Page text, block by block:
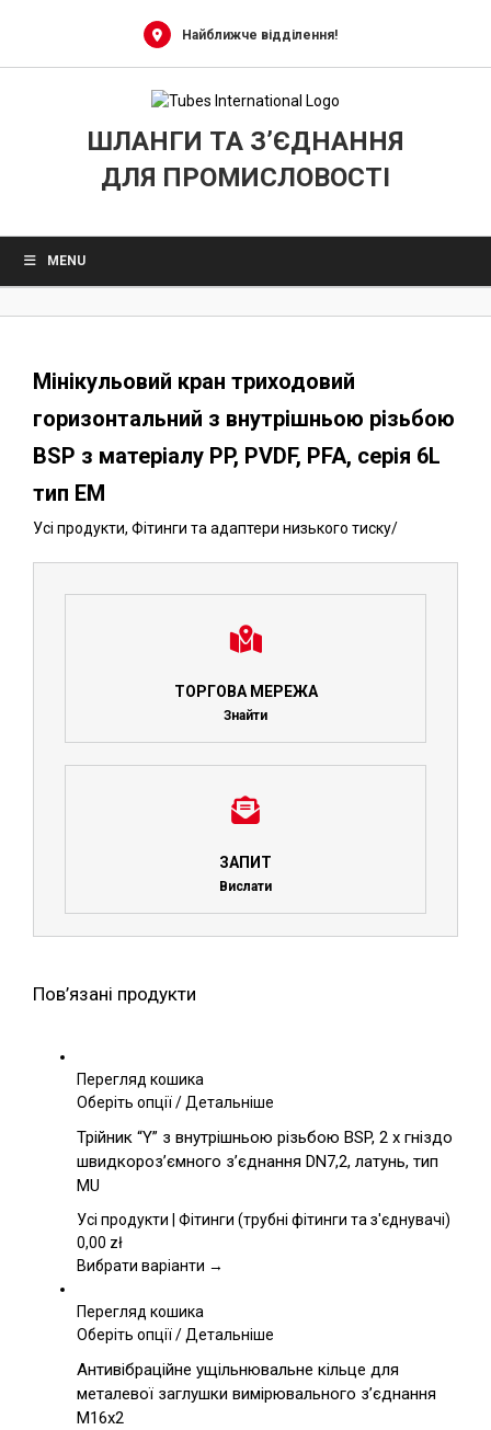
Найближче відділення!
ШЛАНГИ ТА З’ЄДНАННЯ
ДЛЯ ПРОМИСЛОВОСТІ
MENU
Мінікульовий кран триходовий
горизонтальний з внутрішньою різьбою
BSP з матеріалу PP, PVDF, PFA, серія 6L
тип EM
Усі продукти, Фітинги та адаптери низького тиску/
ТОРГОВА МЕРЕЖА
Знайти
ЗАПИТ
Вислати
Пов’язані продукти
Перегляд кошика
Оберіть опціїЦей
має
кілька
Параметри
вибрати
сторінці
товару
/Детальніше
Трійник “Y” з внутрішньою різьбою BSP, 2 x гніздо
швидкороз’ємного з’єднання DN7,2, латунь, тип
MU
Усі продукти | Фітинги (трубні фітинги та з'єднувачі)
0,00 zł
Вибрати варіанти →
Перегляд кошика
Оберіть опціїЦей
має
кілька
/Детальніше
Антивібраційне ущільнювальне кільце для
металевої заглушки вимірювального з’єднання
M16x2